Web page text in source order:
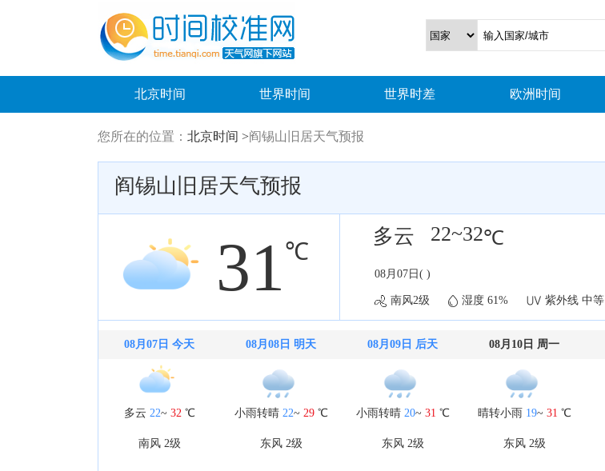
北京时间 世界时间 世界时差 欧洲时间
您所在的位置： 北京时间 >阎锡山旧居天气预报
阎锡山旧居天气预报
31℃
多云 22~32℃
08月07日( )
南风2级 湿度 61% 紫外线 中等
08月07日 今天
多云 22~ 32℃
南风 2级
08月08日 明天
小雨转晴 22~ 29℃
东风 2级
08月09日 后天
小雨转晴 20~ 31 ℃
东风 2级
08月10日 周一
晴转小雨 19~ 31 ℃
东风 2级